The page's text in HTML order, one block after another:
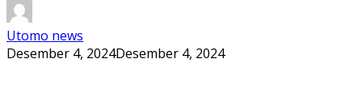
Utomo news
Desember 4, 2024Desember 4, 2024